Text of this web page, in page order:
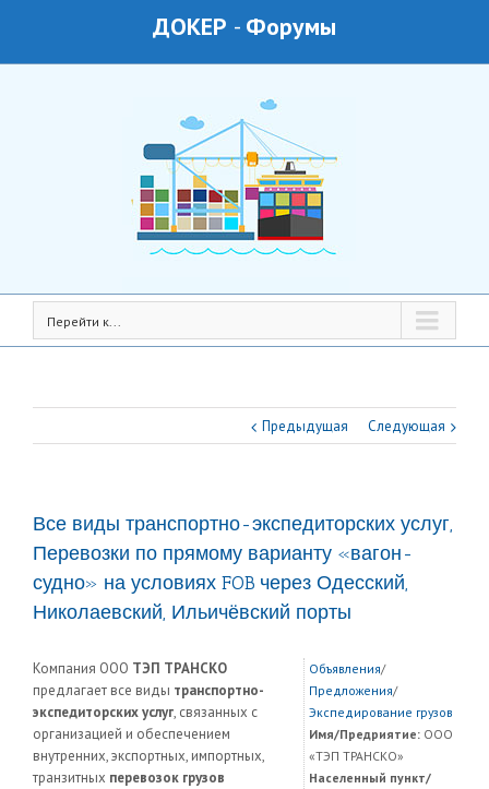
ДОКЕР - Форумы
Перейти к...
Предыдущая Следующая
Все виды транспортно-экспедиторских услуг,
Перевозки по прямому варианту «вагон-
судно» на условиях FOB через Одесский,
Николаевский, Ильичёвский порты
Компания ООО ТЭП ТРАНСКО
предлагает все виды транспортно-
экспедиторских услуг, связанных с
организацией и обеспечением
внутренних, экспортных, импортных,
транзитных перевозок грузов
Объявления/
Предложения/
Экспедирование грузов
Имя/Предриятие:ООО
«ТЭП ТРАНСКО»
Населенный пункт/